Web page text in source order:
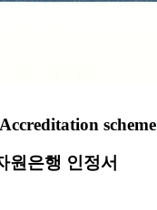
scheme
원은행 인정서